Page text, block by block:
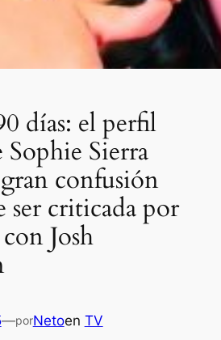
días: el perfil
Sophie Sierra
confusión
ser criticada por
Josh
—porNetoen TV